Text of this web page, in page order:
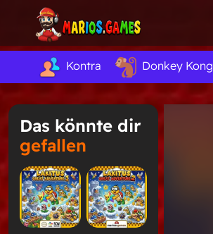
Kontra Donkey Kong
Das könnte dir
gefallen